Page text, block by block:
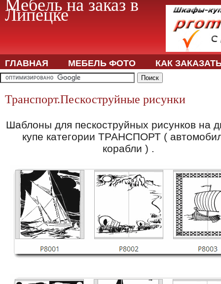
Мебель на заказ в
Липецке
ГЛАВНАЯ МЕБЕЛЬ ФОТО КАК
Транспорт.Пескоструйные рисунки
Шаблоны для пескоструйных рисунков на
купе категории ТРАНСПОРТ (
корабли ) .